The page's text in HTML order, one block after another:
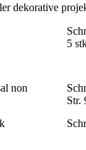
dekorative
5
non
Str.